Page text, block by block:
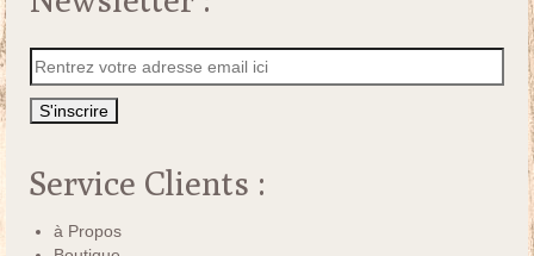
Service Clients :
à Propos